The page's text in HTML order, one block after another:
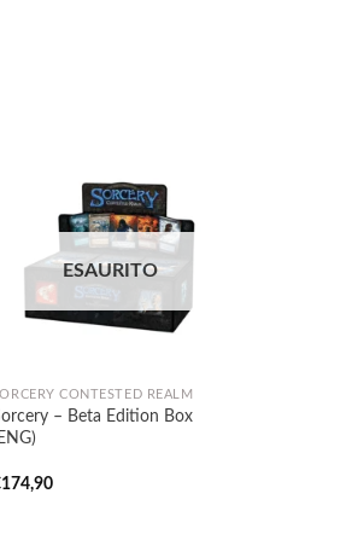
Aggiungi
alla lista
dei
ESAURITO
CONTESTED REALM
– Beta Edition Box
174,90